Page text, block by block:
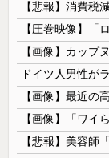
【画像】カップ
【画像】最近の
【画像】「ワイ
【悲報】美容